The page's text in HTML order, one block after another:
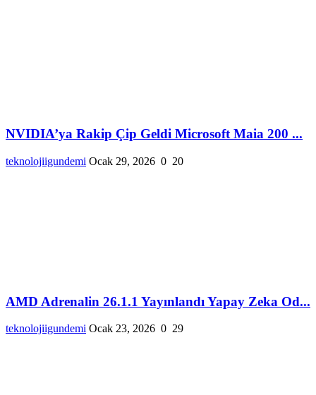
NVIDIA’ya Rakip Çip Geldi Microsoft Maia 200 ...
teknolojiigundemi Ocak 29, 2026 0 20
AMD Adrenalin 26.1.1 Yayınlandı Yapay Zeka Od...
teknolojiigundemi Ocak 23, 2026 0 29